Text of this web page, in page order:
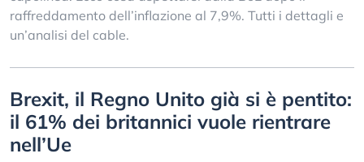
raffreddamento dell’inflazione al 7,9%. Tutti i dettagli e
un’analisi del cable.
Brexit, il Regno Unito già si è pentito:
il 61% dei britannici vuole rientrare
nell’Ue